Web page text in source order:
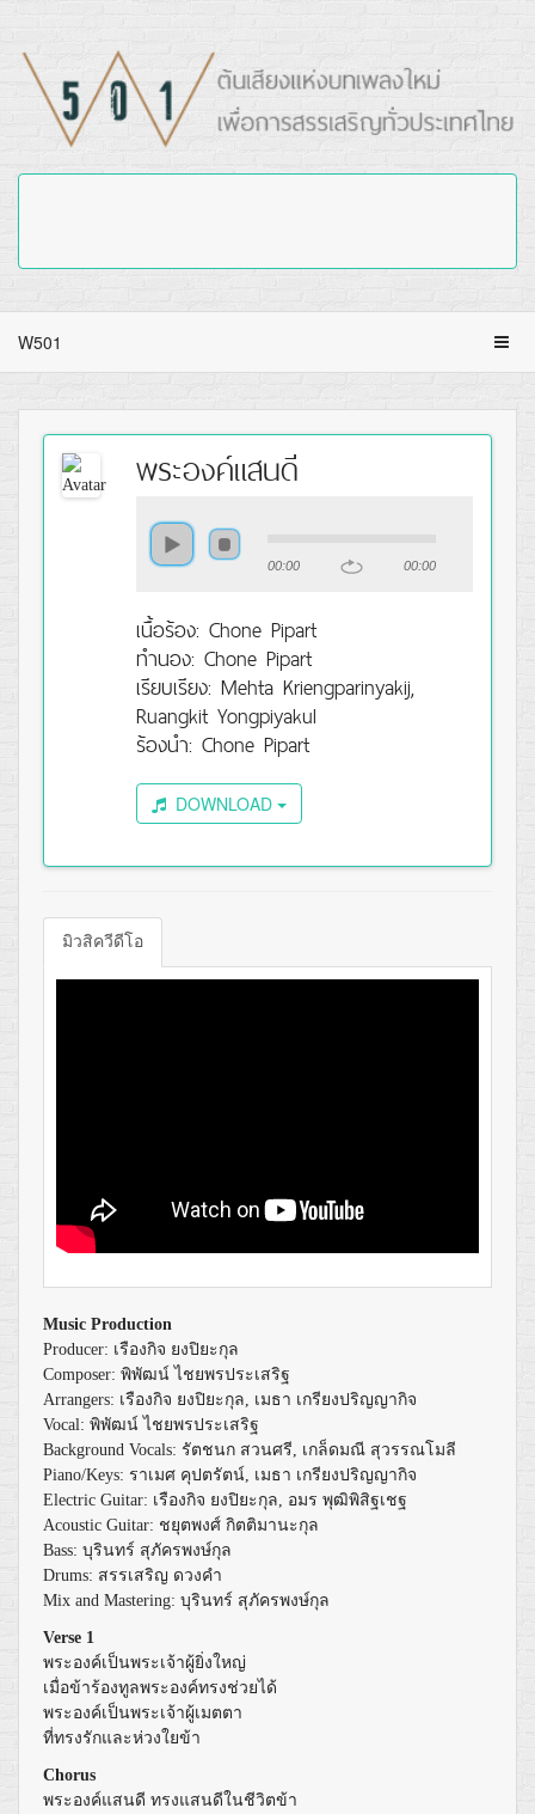
W501
พระองค์แสนดี
00:00 00:00
เนื้อร้อง: Chone Pipart
ทำนอง: Chone Pipart
เรียบเรียง: Mehta Kriengparinyakij,
Ruangkit Yongpiyakul
ร้องนำ: Chone Pipart
DOWNLOAD
มิวสิควีดีโอ
Music Production
Producer: เรืองกิจ ยงปิยะกุล
Composer: พิพัฒน์ ไชยพรประเสริฐ
Arrangers: เรืองกิจ ยงปิยะกุล, เมธา เกรียงปริญญากิจ
Vocal: พิพัฒน์ ไชยพรประเสริฐ
Background Vocals: รัตชนก สวนศรี, เกล็ดมณี สุวรรณโมลี
Piano/Keys: ราเมศ คุปตรัตน์, เมธา เกรียงปริญญากิจ
Electric Guitar: เรืองกิจ ยงปิยะกุล, อมร พุฒิพิสิฐเชฐ
Acoustic Guitar: ชยุตพงศ์ กิตติมานะกุล
Bass: บุรินทร์ สุภัครพงษ์กุล
Drums: สรรเสริญ ดวงคำ
Mix and Mastering: บุรินทร์ สุภัครพงษ์กุล
Verse 1
พระองค์เป็นพระเจ้าผู้ยิ่งใหญ่
เมื่อข้าร้องทูลพระองค์ทรงช่วยได้
พระองค์เป็นพระเจ้าผู้เมตตา
ที่ทรงรักและห่วงใยข้า
Chorus
พระองค์แสนดี ทรงแสนดีในชีวิตข้า